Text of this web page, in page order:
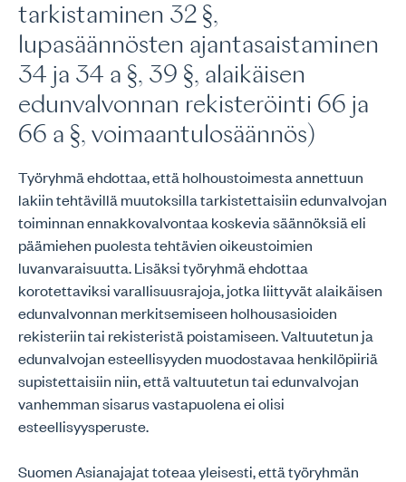
tarkistaminen 32 §,
lupasäännösten ajantasaistaminen
34 ja 34 a §, 39 §, alaikäisen
edunvalvonnan rekisteröinti 66 ja
66 a §, voimaantulosäännös)
Työryhmä ehdottaa, että holhoustoimesta annettuun
lakiin tehtävillä muutoksilla tarkistettaisiin edunvalvojan
toiminnan ennakkovalvontaa koskevia säännöksiä eli
päämiehen puolesta tehtävien oikeustoimien
luvanvaraisuutta. Lisäksi työryhmä ehdottaa
korotettaviksi varallisuusrajoja, jotka liittyvät alaikäisen
edunvalvonnan merkitsemiseen holhousasioiden
rekisteriin tai rekisteristä poistamiseen. Valtuutetun ja
edunvalvojan esteellisyyden muodostavaa henkilöpiiriä
supistettaisiin niin, että valtuutetun tai edunvalvojan
vanhemman sisarus vastapuolena ei olisi
esteellisyysperuste.
Suomen Asianajajat toteaa yleisesti, että työryhmän